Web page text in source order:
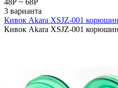
3 варианта
Кивок Akara XSJZ-001
Кивок Akara XSJZ-001